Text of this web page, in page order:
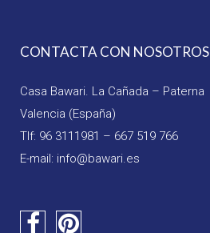
CONTACTA CON NOSOTROS
Casa Bawari. La Cañada – Paterna
Valencia (España)
Tlf: 96 3111981 – 667 519 766
E-mail: info@bawari.es